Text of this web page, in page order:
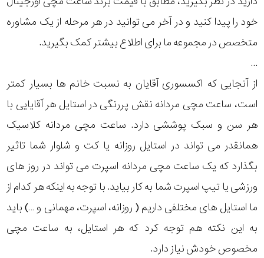
خود را پیدا کنید و در آخر می توانید در هر مرحله از یک مشاوره
متخصص در مجموعه ما برای اطلاع بیشتر کمک بگیرید.
...
از آنجایی که اکسسوری آقایان به نسبت خانم ها بسیار کمتر
است، ساعت مچی مردانه نقش پررنگی در استایل هر آقایایی با
هر سن و سبک پوششی دارد. ساعت مچی مردانه کلاسیک
همانقدر می تواند در استایل روزانه یا کت و شلوار شما تاثیر
بگذارد که یک ساعت مچی مردانه اسپرت می تواند در روز های
ورزشی یا تیپ اسپرت شما به کار بیاید. با توجه به اینکه هر کدام از
ما استایل های مختلفی داریم ( روزانه، اسپرت، مهمانی و …) باید
به این نکته هم توجه کرد که هر استایل، به ساعت مچی
مخصوص خودش نیاز دارد.